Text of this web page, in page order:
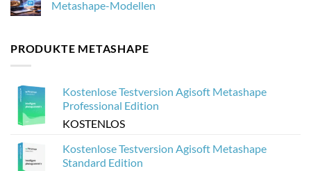
Photogrammetrie
Metashape
Sie
Agisoft
Metashape
Metashape-Modellen
Erstellen
webbasierter
Agisoft
Metashape-
Modellen
PRODUKTE METASHAPE
Kostenlose Testversion Agisoft Metashape
Professional Edition
KOSTENLOS
Kostenlose Testversion Agisoft Metashape
Standard Edition